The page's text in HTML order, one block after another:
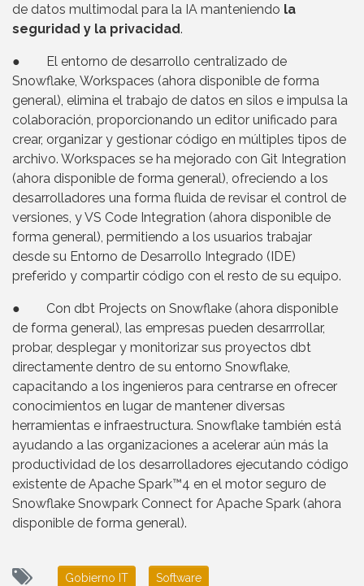
de datos multimodal para la IA manteniendo la
seguridad y la privacidad.
● El entorno de desarrollo centralizado de
Snowflake, Workspaces (ahora disponible de forma
general), elimina el trabajo de datos en silos e impulsa la
colaboración, proporcionando un editor unificado para
crear, organizar y gestionar código en múltiples tipos de
archivo. Workspaces se ha mejorado con Git Integration
(ahora disponible de forma general), ofreciendo a los
desarrolladores una forma fluida de revisar el control de
versiones, y VS Code Integration (ahora disponible de
forma general), permitiendo a los usuarios trabajar
desde su Entorno de Desarrollo Integrado (IDE)
preferido y compartir código con el resto de su equipo.
● Con dbt Projects on Snowflake (ahora disponible
de forma general), las empresas pueden desarrrollar,
probar, desplegar y monitorizar sus proyectos dbt
directamente dentro de su entorno Snowflake,
capacitando a los ingenieros para centrarse en ofrecer
conocimientos en lugar de mantener diversas
herramientas e infraestructura. Snowflake también está
ayudando a las organizaciones a acelerar aún más la
productividad de los desarrolladores ejecutando código
existente de Apache Spark™4 en el motor seguro de
Snowflake Snowpark Connect for Apache Spark (ahora
disponible de forma general).
Gobierno IT Software